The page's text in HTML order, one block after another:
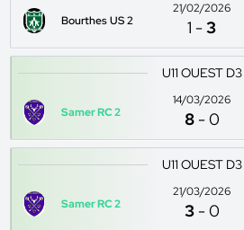
Bourthes US 2
21/02/2026
1 -3
U11 OUEST D3
Samer RC 2
14/03/2026
8 -0
U11 OUEST D3
Samer RC 2
21/03/2026
3 -0